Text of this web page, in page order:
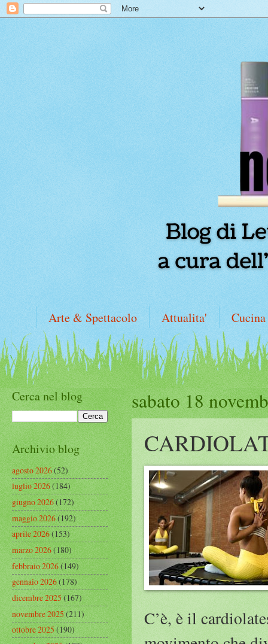
Arte & Spettacolo Attualita' Cucina
sabato 18
C’è, è il
Cerca nel blog
Archivio blog
agosto 2026(52)
luglio 2026(184)
giugno 2026(172)
maggio 2026(192)
aprile 2026(153)
marzo 2026(180)
febbraio 2026(149)
gennaio 2026(178)
dicembre 2025(167)
novembre 2025(211)
ottobre 2025(190)